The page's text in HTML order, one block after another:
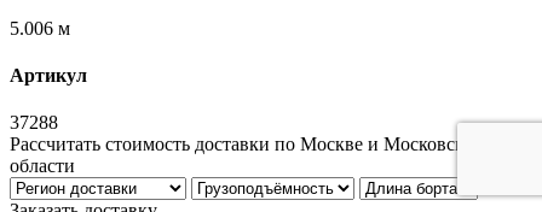
5.006 м
Артикул
37288
Рассчитать стоимость доставки по Москве и Московской
области